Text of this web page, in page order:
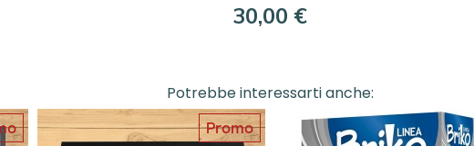
+117
30,00 €
Potrebbe interessarti anche:
Promo